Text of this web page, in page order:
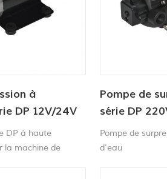
à
DP 12V/24V
DP à haute
la machine de
Pompe de
série DP
Pompe de
d'eau